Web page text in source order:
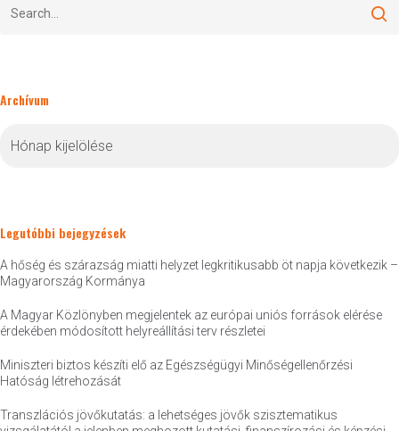
Archívum
Legutóbbi bejegyzések
A hőség és szárazság miatti helyzet legkritikusabb öt napja következik –
Magyarország Kormánya
A Magyar Közlönyben megjelentek az európai uniós források elérése
érdekében módosított helyreállítási terv részletei
Miniszteri biztos készíti elő az Egészségügyi Minőségellenőrzési
Hatóság létrehozását
Transzlációs jövőkutatás: a lehetséges jövők szisztematikus